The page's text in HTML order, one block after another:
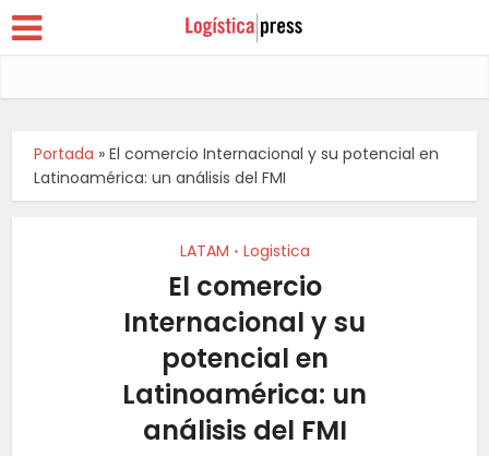
Portada »El comercio Internacional y su potencial en
Latinoamérica: un análisis del FMI
LATAM • Logistica
El comercio
Internacional y su
potencial en
Latinoamérica: un
análisis del FMI